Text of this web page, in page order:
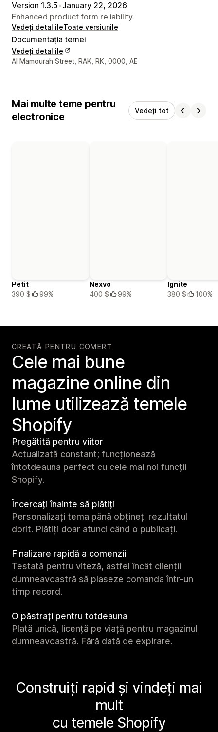
Version 1.3.5•January 22, 2026
Enhanced product form reliability.
Vedeți detaliileToate versiunile
Documentația temei
Vedeți detaliile
Detaliile de contact ale designerului
Al Mamourah Street, RAK, RK, 0000, AE
Mai multe teme pentru
electronice
Vedeți tot
Petit
390 $
99%
Nexvo
400 $
99%
Ignite
380 $
100%
CREATĂ PENTRU COMERȚ
Cele mai bune
magazine online din
lume utilizează temele
Shopify
Pregătită pentru viitor
Actualizată constant; funcționează
întotdeauna perfect cu cele mai noi funcții
Shopify.
Încercați înainte să plătiți
Personalizați tema până obțineți rezultatul
dorit. Plătiți doar atunci când o publicați.
Finalizare rapidă a comenzii
Testată pentru viteză, astfel încât clienții
dumneavoastră să plaseze comanda într-un
timp record.
O păstrați pentru totdeauna
Plată unică, licență pe viață pentru magazinul
dumneavoastră. Fără dată de expirare.
Construiți rapid și vindeți mai
mult
cu temele Shopify